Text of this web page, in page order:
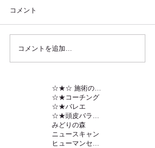
コメント
コメントを追加…
☆★コーチング
☆★バレエ
みどりの森
ニュースキャン